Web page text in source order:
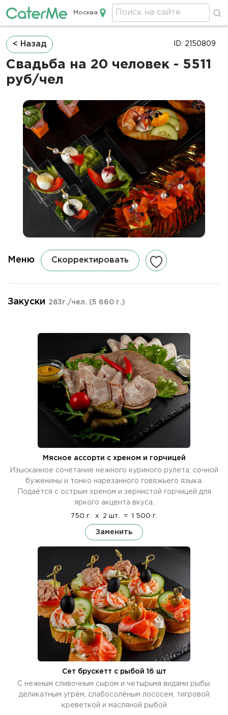
Кейтеринг в Москве
Москва
Строка
навигации
< Назад
Свадьба на 20 человек - 5511
руб/чел
ID: 2150809
Меню Скорректировать
Закуски 283г./чел. (5 660 г.)
Мясное ассорти с хреном и горчицей
Изысканное сочетание нежного куриного рулета, сочной
буженины и тонко нарезанного говяжьего языка.
Подаётся с острым хреном и зернистой горчицей для
яркого акцента вкуса.
750 г. x 2 шт. = 1 500 г.
Заменить
Сет брускетт с рыбой 16 шт
С нежным сливочным сыром и четырьмя видами рыбы:
деликатным угрём, слабосолёным лососем, тигровой
креветкой и масляной рыбой